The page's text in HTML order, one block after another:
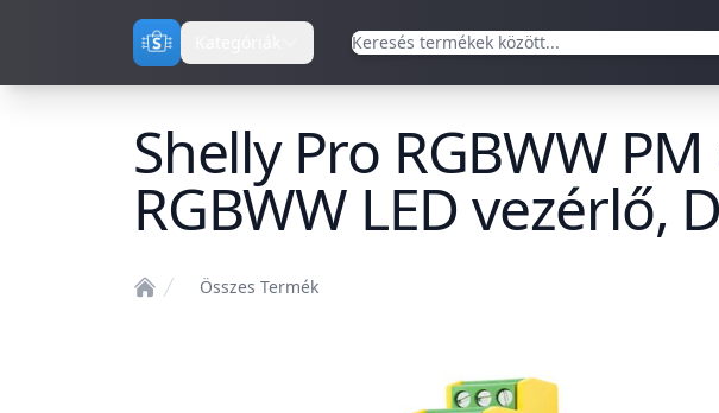
Shelly Pro RGBWW
RGBWW LED vezérlő,
Összes Termék